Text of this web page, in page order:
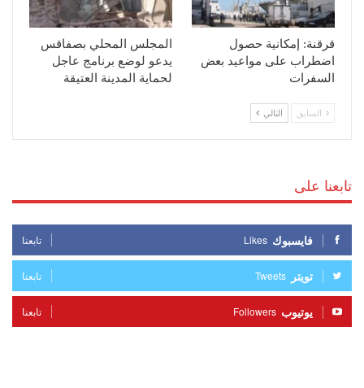
قرقنة: إمكانية حصول
اضطراب على مواعيد بعض
السفرات
المجلس المحلي بصفاقس
يدعو لوضع برنامج عاجل
لحماية المدينة العتيقة
السابق التالي
تابعنا على
فايسبوك Likes تابعنا
تويتر Tweets تابعنا
يوتيوب Followers تابعنا